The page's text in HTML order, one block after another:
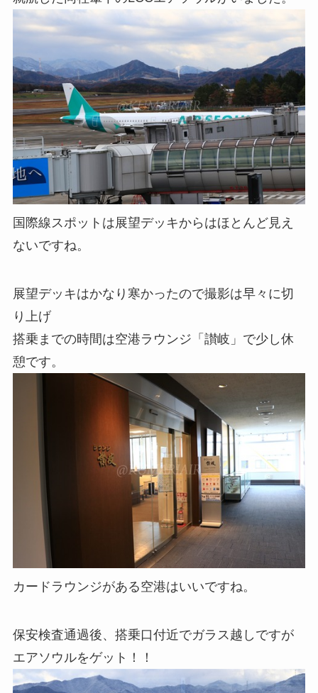
国際線スポットは展望デッキからはほとんど見え
ないですね。
展望デッキはかなり寒かったので撮影は早々に切
り上げ
搭乗までの時間は空港ラウンジ「讃岐」で少し休
憩です。
カードラウンジがある空港はいいですね。
保安検査通過後、搭乗口付近でガラス越しですが
エアソウルをゲット！！